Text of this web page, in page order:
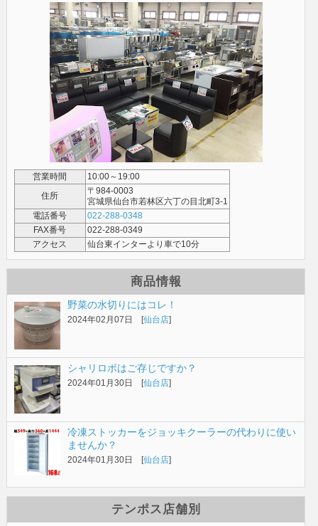
営業時間
10:00～19:00
住所
〒984-0003
宮城県仙台市若林区六丁の目北町3-1
電話番号
022-288-0348
FAX番号
022-288-0349
アクセス
仙台東インターより車で10分
商品情報
野菜の水切りにはコレ！
2024年02月07日 [仙台店]
シャリロボはご存じですか？
2024年01月30日 [仙台店]
冷凍ストッカーをジョッキクーラーの代わりに使い
ませんか？
2024年01月30日 [仙台店]
テンポス店舗別